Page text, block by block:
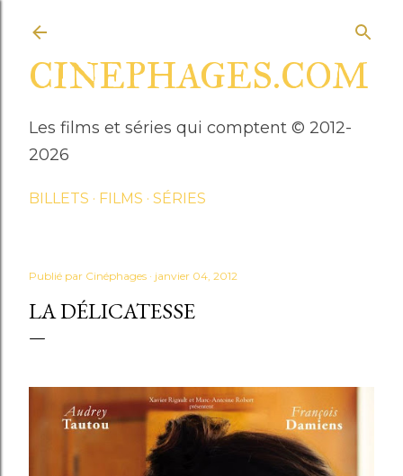
CINEPHAGES.COM
Les films et séries qui comptent © 2012-
2026
BILLETS FILMS SÉRIES
Publié par Cinéphages janvier 04, 2012
LA DÉLICATESSE